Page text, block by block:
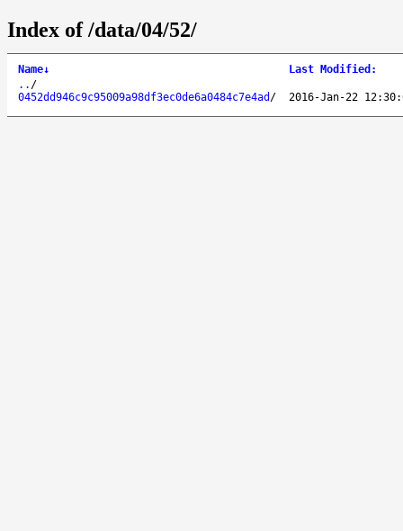
Index of /data/04/52/
Name↓ Last Modified :
.. /
0452dd946c9c95009a98df3ec0de6a0484c7e4ad / 2016-Jan-22